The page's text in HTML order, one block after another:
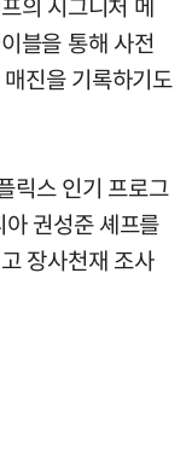
블을 통해 사전
진을 기록하기도
릭스 인기 프로그
권성준 셰프를
장사천재 조사